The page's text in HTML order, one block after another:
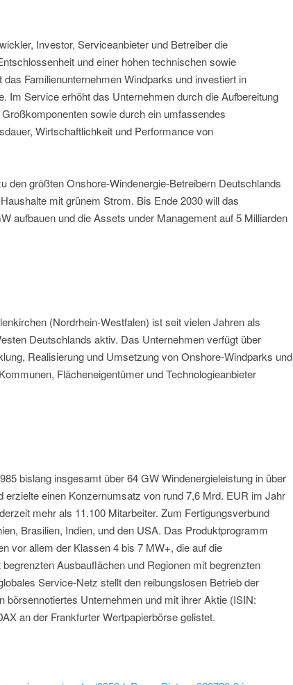
Investor, Serviceanbieter und Betreiber die
und einer hohen technischen sowie
Familienunternehmen Windparks und investiert in
Im Service erhöht das Unternehmen durch die Aufbereitung
sowie durch ein umfassendes
Wirtschaftlichkeit und Performance von
den größten Onshore-Windenergie-Betreibern Deutschlands
mit grünem Strom. Bis Ende 2030 will das
aufbauen und die Assets under Management auf 5 Milliarden
(Nordrhein‑Westfalen) ist seit vielen Jahren als
Deutschlands aktiv. Das Unternehmen verfügt über
Realisierung und Umsetzung von Onshore‑Windparks und
Flächeneigentümer und Technologieanbieter
bislang insgesamt über 64 GW Windenergieleistung in über
erzielte einen Konzernumsatz von rund 7,6 Mrd. EUR im Jahr
mehr als 11.100 Mitarbeiter. Zum Fertigungsverbund
Brasilien, Indien, und den USA. Das Produktprogramm
vor allem der Klassen 4 bis 7 MW+, die auf die
Ausbauflächen und Regionen mit begrenzten
Service-Netz stellt den reibungslosen Betrieb der
börsennotiertes Unternehmen und mit ihrer Aktie (ISIN:
an der Frankfurter Wertpapierbörse gelistet.